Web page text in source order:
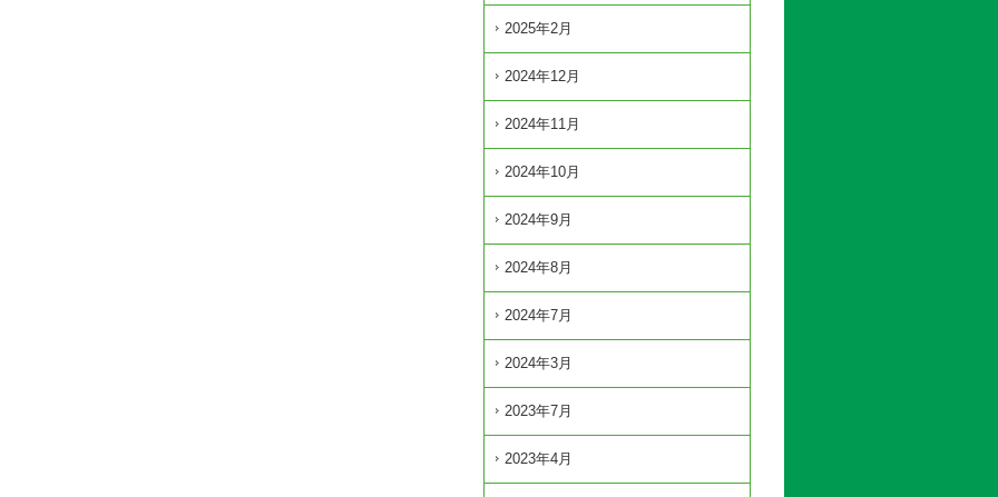
2025年2月
2024年12月
2024年11月
2024年10月
2024年9月
2024年8月
2024年7月
2024年3月
2023年7月
2023年4月